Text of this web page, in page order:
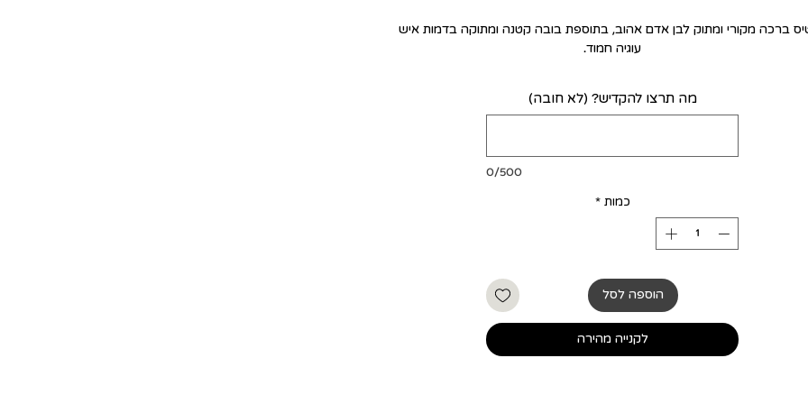
ברכה מקורי ומתוק לבן אדם אהוב, בתוספת בובה קטנה ומתוקה בדמות איש
עוגיה חמוד.
מה תרצו להקדיש? (לא חובה)
0/500
כמות *
הוספה לסל
לקנייה מהירה